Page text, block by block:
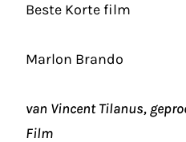
Beste Korte film
Marlon Brando
van Vincent Tilanus,
Film